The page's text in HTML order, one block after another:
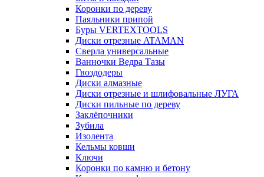
Коронки по дереву
Паяльники припой
Буры VERTEXTOOLS
Диски отрезные ATAMAN
Сверла универсальные
Ванночки Ведра Тазы
Гвоздодеры
Диски алмазные
Диски отрезные и шлифовальные ЛУГА
Диски пильные по дереву
Заклёпочники
Зубила
Изолента
Кельмы ковши
Ключи
Коронки по камню и бетону